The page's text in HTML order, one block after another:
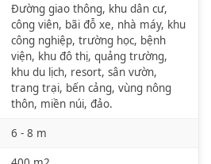
Đường giao thông, khu dân cư,
công viên, bãi đỗ xe, nhà máy, khu
công nghiệp, trường học, bệnh
viện, khu đô thị, quảng trường,
khu du lịch, resort, sân vườn,
trang trại, bến cảng, vùng nông
thôn, miền núi, đảo.
6 - 8 m